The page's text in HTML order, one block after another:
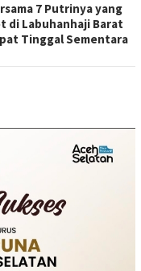
7 Putrinya yang
di Labuhanhaji Barat
Tinggal Sementara